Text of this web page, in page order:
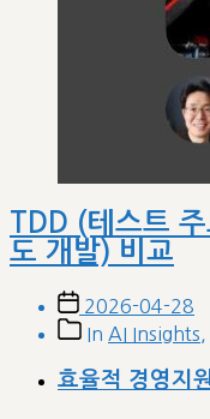
TDD (테스트
도 개발) 비교
Post
date
2026-04-28
PostIn AI Insights,
효율적 경영지